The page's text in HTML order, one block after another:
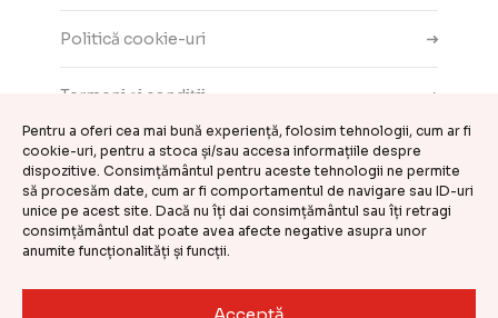
Pentru a oferi cea mai bună experiență, folosim tehnologii, cum ar fi
cookie-uri, pentru a stoca și/sau accesa informațiile despre
dispozitive. Consimțământul pentru aceste tehnologii ne permite
să procesăm date, cum ar fi comportamentul de navigare sau ID-uri
unice pe acest site. Dacă nu îți dai consimțământul sau îți retragi
consimțământul dat poate avea afecte negative asupra unor
anumite funcționalități și funcții.
Acceptă
Politică cookie-uri
Termeni și condiții
Contact
ANPC
Setări cookie-uri